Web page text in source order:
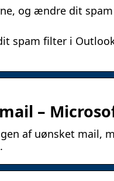
og ændre dit
spam filter i
–
af uønsket mail,